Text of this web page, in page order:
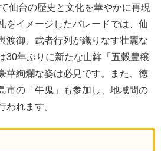
仙台の歴史と文化を華やかに再現
をイメージしたパレードでは、仙
渡御、武者行列が織りなす壮麗な
30年ぶりに新たな山鉾「五穀豊穣
華絢爛な姿は必見です。また、徳
市の「牛鬼」も参加し、地域間の
われます。